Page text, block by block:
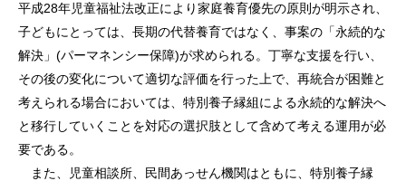
平成28年児童福祉法改正により家庭養育優先の原則が明示され、
子どもにとっては、長期の代替養育ではなく、事案の「永続的な
解決」(パーマネンシー保障)が求められる。丁寧な支援を行い、
その後の変化について適切な評価を行った上で、再統合が困難と
考えられる場合においては、特別養子縁組による永続的な解決へ
と移行していくことを対応の選択肢として含めて考える運用が必
要である。
また、児童相談所、民間あっせん機関はともに、特別養子縁